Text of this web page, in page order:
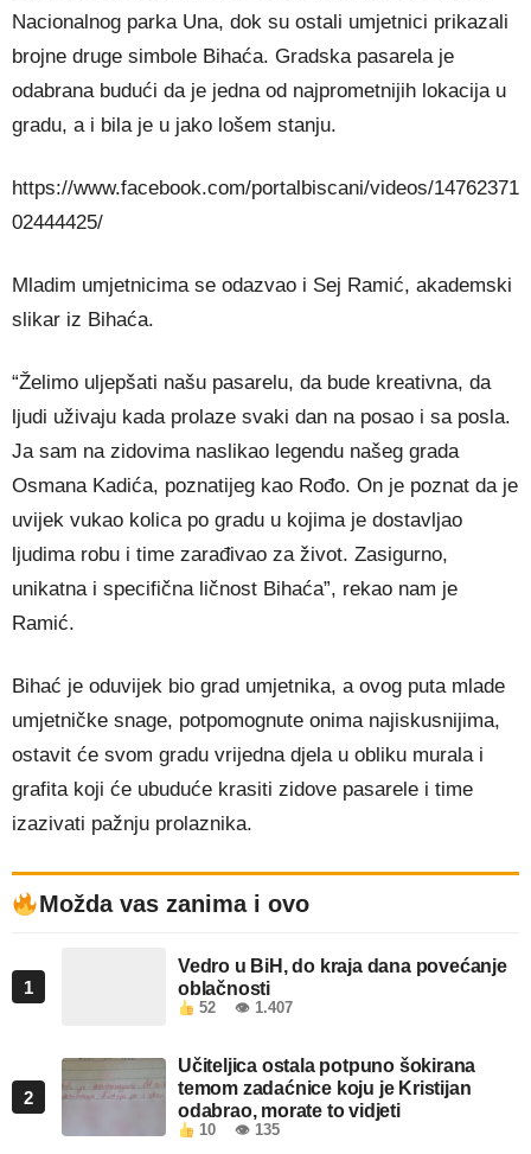
Nacionalnog parka Una, dok su ostali umjetnici prikazali
brojne druge simbole Bihaća. Gradska pasarela je
odabrana budući da je jedna od najprometnijih lokacija u
gradu, a i bila je u jako lošem stanju.
https://www.facebook.com/portalbiscani/videos/14762371
02444425/
Mladim umjetnicima se odazvao i Sej Ramić, akademski
slikar iz Bihaća.
“Želimo uljepšati našu pasarelu, da bude kreativna, da
ljudi uživaju kada prolaze svaki dan na posao i sa posla.
Ja sam na zidovima naslikao legendu našeg grada
Osmana Kadića, poznatijeg kao Rođo. On je poznat da je
uvijek vukao kolica po gradu u kojima je dostavljao
ljudima robu i time zarađivao za život. Zasigurno,
unikatna i specifična ličnost Bihaća”, rekao nam je
Ramić.
Bihać je oduvijek bio grad umjetnika, a ovog puta mlade
umjetničke snage, potpomognute onima najiskusnijima,
ostavit će svom gradu vrijedna djela u obliku murala i
grafita koji će ubuduće krasiti zidove pasarele i time
izazivati pažnju prolaznika.
Možda vas zanima i ovo
1
Vedro u BiH, do kraja dana povećanje
oblačnosti
52 👁 1.407
2
Učiteljica ostala potpuno šokirana
temom zadaćnice koju je Kristijan
odabrao, morate to vidjeti
10 👁 135